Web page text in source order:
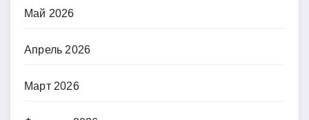
Май 2026
Апрель 2026
Март 2026